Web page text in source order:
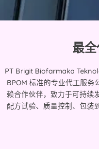
最
PT Brigit Biofarmaka
BPOM 标准的专业代工服务
赖合作伙伴，致力于可持续
配方试验、质量控制、包装